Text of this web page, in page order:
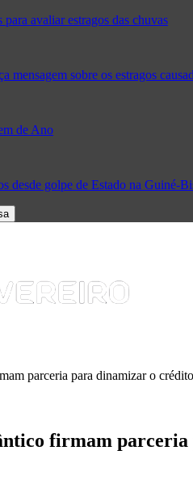
avaliar estragos das chuvas
mensagem sobre os estragos
de Ano
desde golpe de Estado na Guiné-
parceria para dinamizar o
firmam parceria